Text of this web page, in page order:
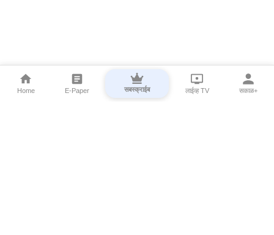
Home E-Paper सबस्क्राईब लाईव्ह TV सकाळ+